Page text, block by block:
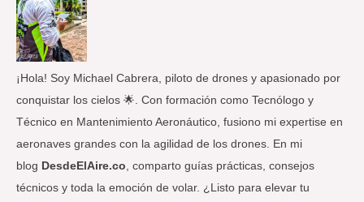
o
r
:
¡Hola! Soy Michael Cabrera, piloto de drones y apasionado por
conquistar los cielos 🌟. Con formación como Tecnólogo y
Técnico en Mantenimiento Aeronáutico, fusiono mi expertise en
aeronaves grandes con la agilidad de los drones. En mi
blog DesdeElAire.co , comparto guías prácticas, consejos
técnicos y toda la emoción de volar. ¿Listo para elevar tu